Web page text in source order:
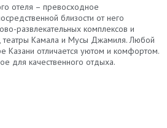
отеля – превосходное
близости от него
развлекательных комплексов и
театры Камала и Мусы Джамиля. Любой
Казани отличается уютом и комфортом.
для качественного отдыха.